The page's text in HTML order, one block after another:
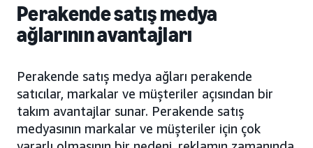
Perakende satış medya
ağlarının avantajları
Perakende satış medya ağları perakende
satıcılar, markalar ve müşteriler açısından bir
takım avantajlar sunar. Perakende satış
medyasının markalar ve müşteriler için çok